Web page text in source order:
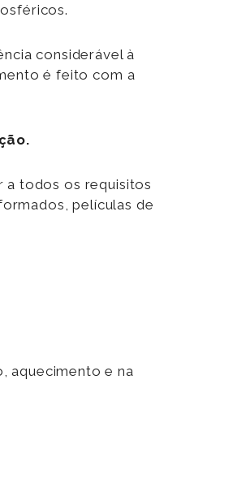
considerável à
é feito com a
a todos os requisitos
películas de
aquecimento e na